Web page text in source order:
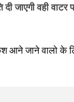
जाएगी वही
आने जाने वालो के